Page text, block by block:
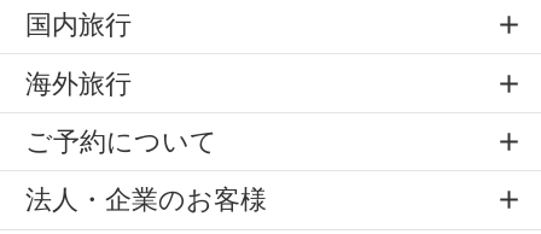
国内旅行
海外旅行
ご予約について
法人・企業のお客様